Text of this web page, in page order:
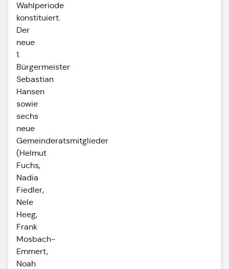
Wahlperiode
konstituiert.
Der
neue
1.
Bürgermeister
Sebastian
Hansen
sowie
sechs
neue
Gemeinderatsmitglieder
(Helmut
Fuchs,
Nadia
Fiedler,
Nele
Heeg,
Frank
Mosbach-
Emmert,
Noah